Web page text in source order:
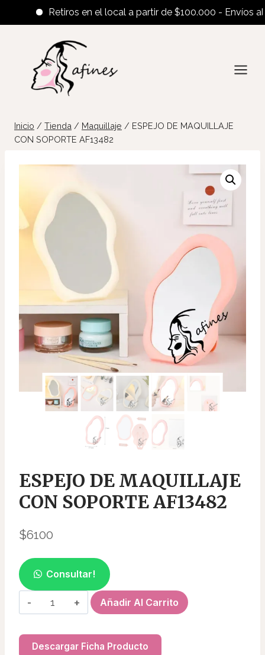
Retiros en el local a partir de $100.000 - Envíos al
contenido
Inicio / Tienda / Maquillaje / ESPEJO DE MAQUILLAJE
CON SOPORTE AF13482
ESPEJO DE MAQUILLAJE
CON SOPORTE AF13482
$6100
Consultar!
ESPEJO
DE
CON
Añadir Al Carrito
Descargar Ficha Producto